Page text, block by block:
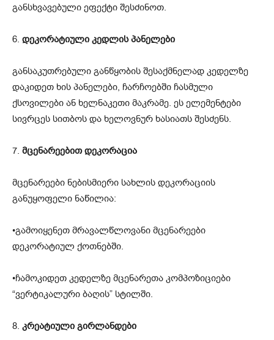
განსხვავებული ეფექტი შესძინოთ.
6. დეკორატიული კედლის პანელები
განსაკუთრებული განწყობის შესაქმნელად კედელზე
დაკიდეთ ხის პანელები, ჩარჩოებში ჩასმული
ქსოვილები ან ხელნაკეთი მაკრამე. ეს ელემენტები
სივრცეს სითბოს და ხელოვნურ ხასიათს შესძენს.
7. მცენარეებით დეკორაცია
მცენარეები ნებისმიერი სახლის დეკორაციის
განუყოფელი ნაწილია:
•გამოიყენეთ მრავალწლოვანი მცენარეები
დეკორატიულ ქოთნებში.
•ჩამოკიდეთ კედელზე მცენარეთა კომპოზიციები
“ვერტიკალური ბაღის” სტილში.
8. კრეატიული გირლანდები